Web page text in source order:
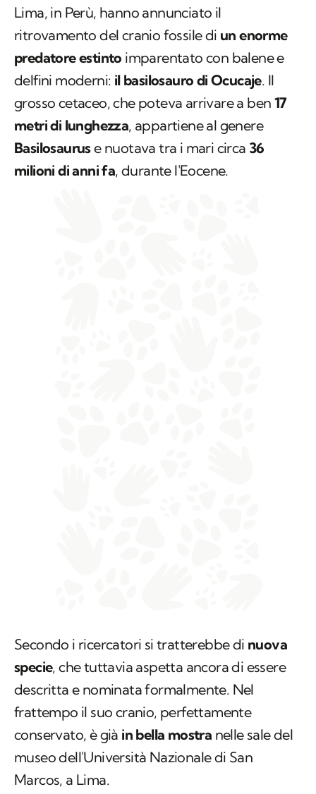
Lima, in Perù, hanno annunciato il
ritrovamento del cranio fossile di un enorme
predatore estinto imparentato con balene e
delfini moderni: il basilosauro di Ocucaje. Il
grosso cetaceo, che poteva arrivare a ben 17
metri di lunghezza, appartiene al genere
Basilosauruse nuotava tra i mari circa 36
milioni di anni fa, durante l'Eocene.
Secondo i ricercatori si tratterebbe di nuova
specie, che tuttavia aspetta ancora di essere
descritta e nominata formalmente. Nel
frattempo il suo cranio, perfettamente
conservato, è già in bella mostra nelle sale del
museo dell'Università Nazionale di San
Marcos, a Lima.